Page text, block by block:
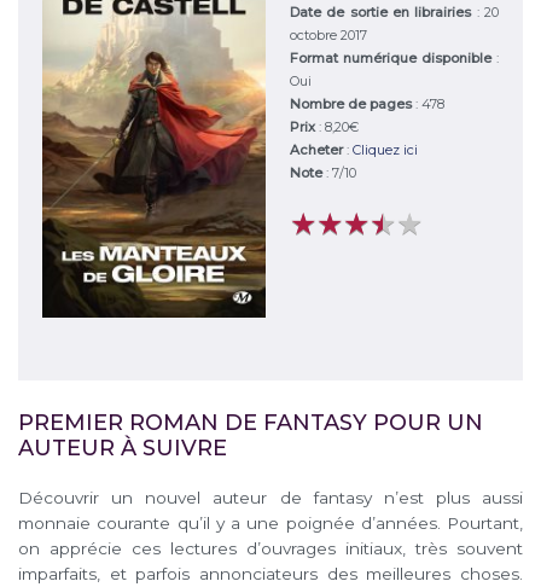
Date de sortie en librairies : 20
octobre 2017
Format numérique disponible :
Oui
Nombre de pages: 478
Prix: 8,20€
Acheter:Cliquez ici
Note:7/10
★★★★★
★★★★★
PREMIER ROMAN DE FANTASY POUR UN
AUTEUR À SUIVRE
Découvrir un nouvel auteur de fantasy n’est plus aussi
monnaie courante qu’il y a une poignée d’années. Pourtant,
on apprécie ces lectures d’ouvrages initiaux, très souvent
imparfaits, et parfois annonciateurs des meilleures choses.